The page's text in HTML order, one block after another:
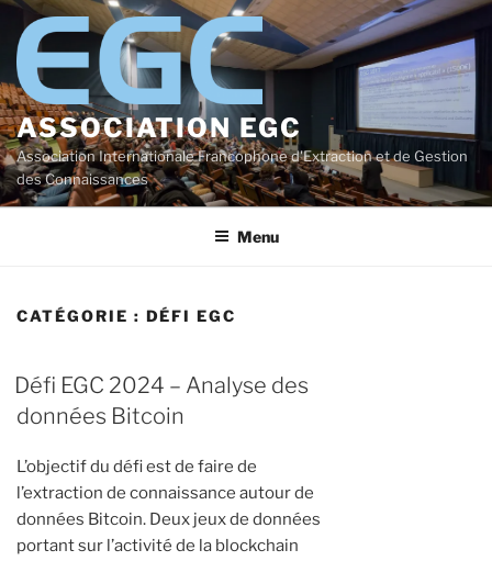
Aller
contenu
principal
ASSOCIATION EGC
Association Internationale Francophone d'Extraction et de Gestion
des Connaissances
Menu
CATÉGORIE : DÉFI EGC
Défi EGC 2024 – Analyse des
données Bitcoin
L’objectif du défi est de faire de
l’extraction de connaissance autour de
données Bitcoin. Deux jeux de données
portant sur l’activité de la blockchain